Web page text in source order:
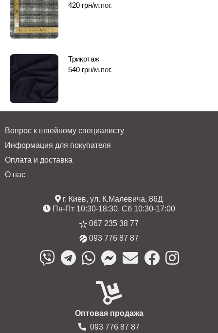
420 грн/м.пог.
Трикотаж
540 грн/м.пог.
Вопрос к швейному специалисту
Информация для покупателя
Оплата и доставка
О нас
г. Киев, ул. К.Малевича, 86Д
Пн-Пт 10:30-18:30, Сб 10:30-17:00
067 235 38 77
093 776 87 87
Оптовая продажа
093 776 87 87